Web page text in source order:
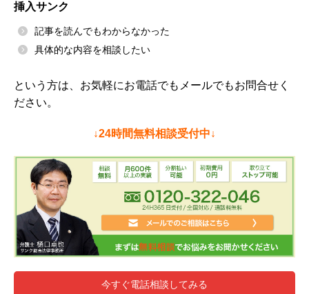
挿入サンク
記事を読んでもわからなかった
具体的な内容を相談したい
という方は、お気軽にお電話でもメールでもお問合せく
ださい。
↓24時間無料相談受付中↓
今すぐ電話相談してみる